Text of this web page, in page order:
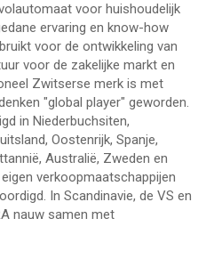
voor huishoudelijk
ervaring en know-how
voor de ontwikkeling van
voor de zakelijke markt en
Zwitserse merk is met
"global player" geworden.
in Niederbuchsiten,
Oostenrijk, Spanje,
Australië, Zweden en
verkoopmaatschappijen
In Scandinavie, de VS en
nauw samen met